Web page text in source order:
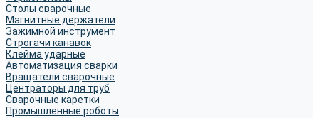
Столы сварочные
Магнитные держатели
Зажимной инструмент
Строгачи канавок
Клейма ударные
Автоматизация сварки
Вращатели сварочные
Центраторы для труб
Сварочные каретки
Промышленные роботы